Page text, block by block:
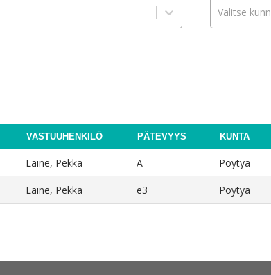
Valitse
VASTUUHENKILÖ PÄTEVYYS KUNTA
Laine, Pekka A Pöytyä
Laine, Pekka e3 Pöytyä